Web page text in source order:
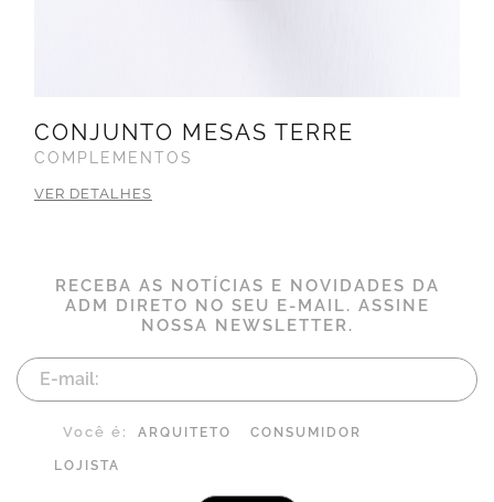
CONJUNTO MESAS TERRE
COMPLEMENTOS
VER DETALHES
RECEBA AS NOTÍCIAS E NOVIDADES DA
ADM DIRETO NO SEU E-MAIL. ASSINE
NOSSA NEWSLETTER.
Você é: ARQUITETO CONSUMIDOR
LOJISTA